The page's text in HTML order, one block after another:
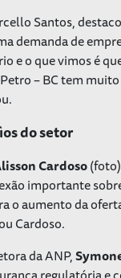
Santos,
demanda de
e o que vimos é
– BC tem
do setor
Cardoso
importante
o aumento da
Cardoso.
da ANP,